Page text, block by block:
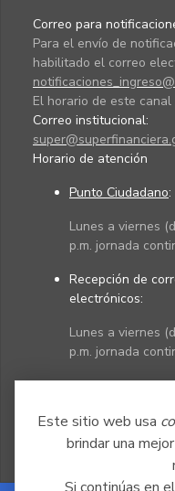
Este sitio web usa
brindar una
Correo para
Para el envío de
habilitado el correo
El horario de este canal
Correo institucional:
Horario de atención
Punto Ciudadano:
Lunes a viernes
p.m. jornada
Recepción de
electrónicos:
Lunes a viernes
p.m. jornada